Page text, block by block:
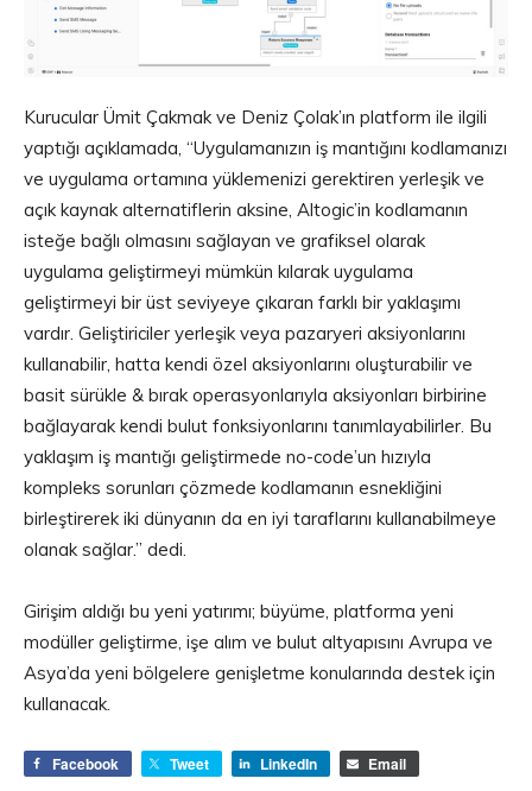
Kurucular Ümit Çakmak ve Deniz Çolak’ın platform ile ilgili
yaptığı açıklamada, “Uygulamanızın iş mantığını kodlamanızı
ve uygulama ortamına yüklemenizi gerektiren yerleşik ve
açık kaynak alternatiflerin aksine, Altogic’in kodlamanın
isteğe bağlı olmasını sağlayan ve grafiksel olarak
uygulama geliştirmeyi mümkün kılarak uygulama
geliştirmeyi bir üst seviyeye çıkaran farklı bir yaklaşımı
vardır. Geliştiriciler yerleşik veya pazaryeri aksiyonlarını
kullanabilir, hatta kendi özel aksiyonlarını oluşturabilir ve
basit sürükle & bırak operasyonlarıyla aksiyonları birbirine
bağlayarak kendi bulut fonksiyonlarını tanımlayabilirler. Bu
yaklaşım iş mantığı geliştirmede no-code’un hızıyla
kompleks sorunları çözmede kodlamanın esnekliğini
birleştirerek iki dünyanın da en iyi taraflarını kullanabilmeye
olanak sağlar.” dedi.
Girişim aldığı bu yeni yatırımı; büyüme, platforma yeni
modüller geliştirme, işe alım ve bulut altyapısını Avrupa ve
Asya’da yeni bölgelere genişletme konularında destek için
kullanacak.
Facebook Tweet LinkedIn Email